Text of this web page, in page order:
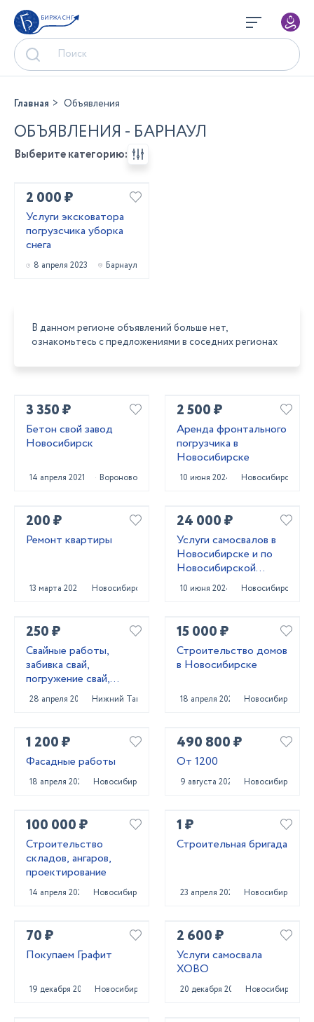
БИРЖА СНГ
Главная Объявления
ОБЪЯВЛЕНИЯ - БАРНАУЛ
Выберите категорию:
2 000 ₽
Услуги эксковатора
погрузсчика уборка
снега
8 апреля 2023 Барнаул
В данном регионе объявлений больше нет,
ознакомьтесь с предложениями в соседних регионах
3 350 ₽
Бетон свой завод
Новосибирск
14 апреля 2021 Вороново
2 500 ₽
Аренда фронтального
погрузчика в
Новосибирске
10 июня 2024 Новосибирск
200 ₽
Ремонт квартиры
13 марта 2024 Новосибирск
24 000 ₽
Услуги самосвалов в
Новосибирске и по
Новосибирской
области
10 июня 2024 Новосибирск
250 ₽
Свайные работы,
забивка свай,
погружение свай,
сваебойные работы,
свайный фундамент
28 апреля 2022 Нижний Тагил
15 000 ₽
Строительство домов
в Новосибирске
18 апреля 2023 Новосибирск
1 200 ₽
Фасадные работы
18 апреля 2023 Новосибирск
490 800 ₽
От 1200
9 августа 2024 Новосибирск
100 000 ₽
Строительство
складов, ангаров,
проектирование
14 апреля 2022 Новосибирск
1 ₽
Строительная бригада
23 апреля 2024 Новосибирск
70 ₽
Покупаем Графит
19 декабря 2023 Новосибирск
2 600 ₽
Услуги самосвала
ХОВО
20 декабря 2023 Новосибирск